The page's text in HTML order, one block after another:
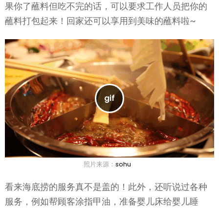
果你了蘸料但吃不完的话，可以要求工作人员把你的
蘸料打包起来！回家还可以享用到美味的蘸料啦~
照片来源： sohu
看来海底捞的服务真不是盖的！此外，还听说过各种
服务，例如帮顾客涂指甲油，准备婴儿床给婴儿睡